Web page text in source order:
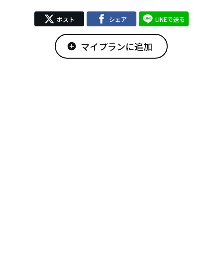
ポスト シェア LINEで送る
add_circle マイプランに追加